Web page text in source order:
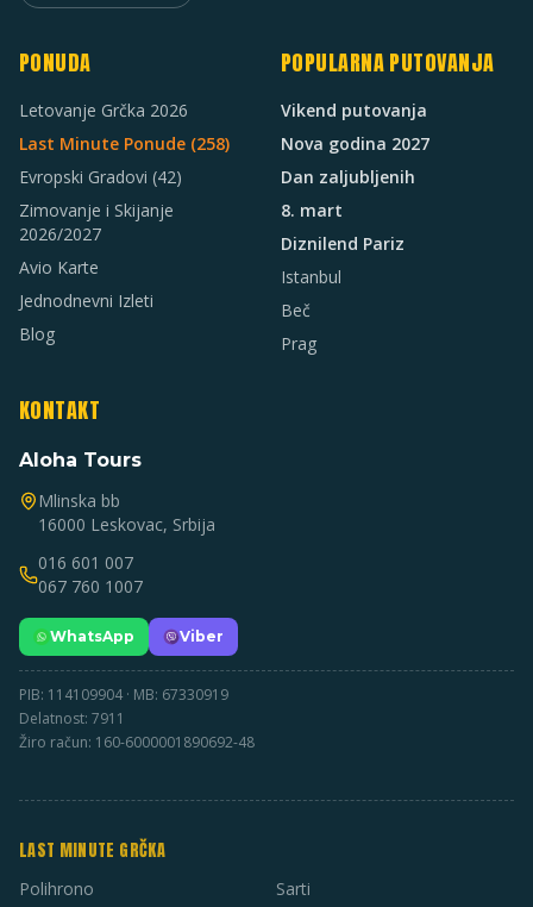
PONUDA
Letovanje Grčka 2026
Last Minute Ponude (258)
Evropski Gradovi (42)
Zimovanje i Skijanje
2026/2027
Avio Karte
Jednodnevni Izleti
Blog
POPULARNA PUTOVANJA
Vikend putovanja
Nova godina 2027
Dan zaljubljenih
8. mart
Diznilend Pariz
Istanbul
Beč
Prag
KONTAKT
Aloha Tours
Mlinska bb
16000 Leskovac, Srbija
016 601 007
067 760 1007
WhatsApp Viber
PIB: 114109904 · MB: 67330919
Delatnost: 7911
Žiro račun: 160-6000001890692-48
LAST MINUTE GRČKA
Polihrono
Sarti